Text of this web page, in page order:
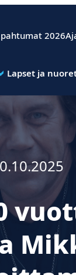
2026
Lapset ja